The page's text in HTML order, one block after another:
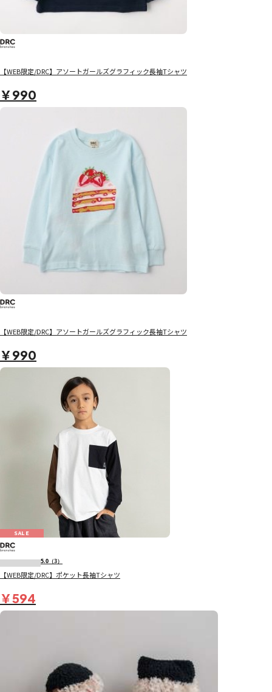
【WEB限定/DRC】アソートガールズグラフィック長袖Tシャツ
￥990
【WEB限定/DRC】アソートガールズグラフィック長袖Tシャツ
￥990
SALE
5.0 （3）
【WEB限定/DRC】ポケット長袖Tシャツ
￥594